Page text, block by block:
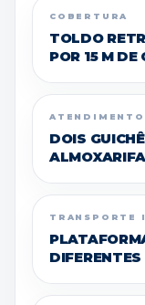
COBERTURA
TOLDO
POR 15 M
ATENDIMENTO
DOIS
TRANSPORTE
DIFERENTES